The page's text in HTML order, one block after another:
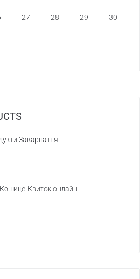
27 28 29 30
Закарпаття
Квиток онлайн